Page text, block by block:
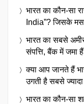
भारत का कौन-सा
India”? जिसके
भारत का सबसे
संपत्ति, बैंक में जमा
क्या आप जानते हैं
उगती है सबसे
भारत का कौन-सा